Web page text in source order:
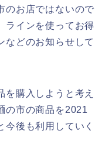
のお店ではないので
ラインを使ってお得
などのお知らせして
を購入しようと考え
の市の商品を2021
後も利用していく